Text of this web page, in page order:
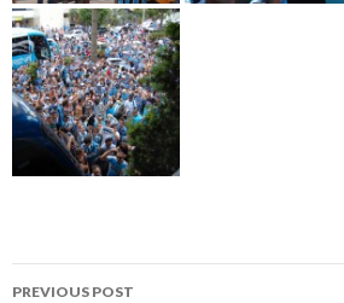
Post
PREVIOUS POST